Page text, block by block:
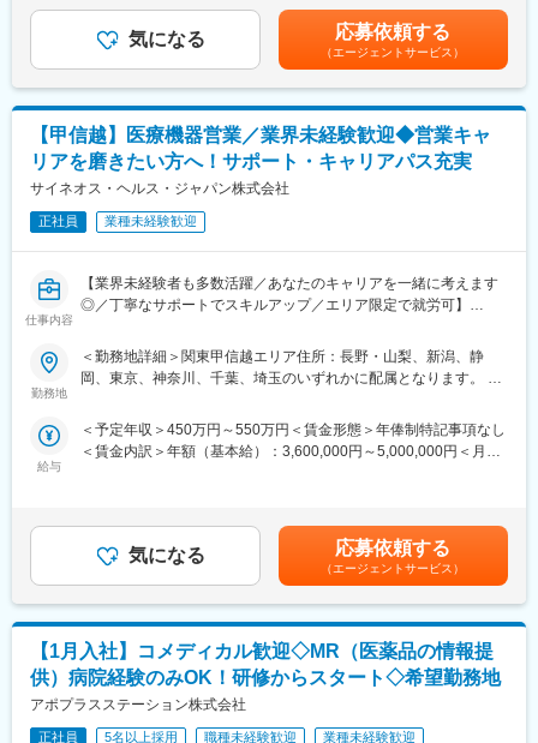
《職種に関して》
■MRとは主に医師や薬剤師等へ、担当製品の情報提供を行いま
す。担当施設の患者様に応じた情報提供や、担当製品の処方後の
変更の範囲：会社の定める業務
まずはご入社から2か月間MR導入研修を受講し、MR資格を取得
していただきます。
資格取得と聞くとハードルが高く思われる方もいるかもしれませ
文理問わず一から学べる環境を整えているため、専門知識は入社
後に身に付ける意欲があれば問題ございません。
社員の活躍事例についての詳細は、是非こちらのURLも併せてご
覧ください。
https://healthcarecareerpark.iqvia.com/
■具体的な業務
すでに取引のある病院の医師や薬剤師に向け、医薬品の効果や副
作用・適切な使用方法などの情報を提供し、薬剤のプロモーショ
ン活動を行っていただきます。メインの業務は情報提供となるた
活動に専念できる環境です。
個人の予算はありますが、チーム内で助け合う社風が整ってお
す。
給取得もしやすく、年間140日ほど休んでいる方も多くいます。
業部やグループ会社への異動実績も豊富にございます。（※病院の
経営コンサル、医薬品メーカーのマーケティング支援、人事担当
者などの管理部門）
営業経験を活かして様々なキャリアプランを実現できるのは、当
社ならではの強みです。
手当支給する。【補足】プロジェクト稼働手当(35,000円)、外勤
日当（1日1,500円／外勤3.5時間以上）■変動賞与制（6月・12
月・3月）※平均実績6ヶ月分■インセンティブ：3月（対象者）賃
金はあくまでも目安の金額であり、選考を通じて上下する可能性
があります。月給(月額)は固定手当を含めた表記です。
気になる 応募依頼する
（エージェントサービス）
【甲信越】医療機器営業／業界未経験歓迎◆営業キャ
リアを磨きたい方へ！サポート・キャリアパス充実
サイネオス・ヘルス・ジャパン株式会社
正社員 業種未経験歓迎
仕事内容
【業界未経験者も多数活躍／あなたのキャリアを一緒に考えます
◎／丁寧なサポートでスキルアップ／エリア限定で就労可】
■業務内容
医療機器の営業担当者として、基幹病院などの医師や看護師など
医療従事者の方々と面談を行い、製品に関わる手技や情報提供な
・身につくスキル
専門家へ提案・交渉する力を磨けます。単に説明する力だけでな
■キャリアパス：
志向性や身につけたいスキルに応じて様々なキャリアパスがあり
ます。
・1つの領域（心臓外科や整形外科など）を極める
・複数のプロジェクトに参画して経験を広げる
・本社スタッフ（プロジェクトマネージャー、採用、研修担当）
にキャリアチェンジ
など、様々な可能性を探ることができるのが大きな魅力です。
勤務地
＜勤務地詳細＞関東甲信越エリア住所：長野・山梨、新潟、静
岡、東京、神奈川、千葉、埼玉のいずれかに配属となります。 受
モートワーク含む）
給与
＜予定年収＞450万円～550万円＜賃金形態＞年俸制特記事項なし
＜賃金内訳＞年額（基本給）：3,600,000円～5,000,000円＜月額
する可能性があります。月給(月額)は固定手当を含めた表記です。
気になる 応募依頼する
（エージェントサービス）
【1月入社】コメディカル歓迎◇MR（医薬品の情報提
供）病院経験のみOK！研修からスタート◇希望勤務地
アポプラスステーション株式会社
正社員 5名以上採用 職種未経験歓迎 業種未経験歓迎